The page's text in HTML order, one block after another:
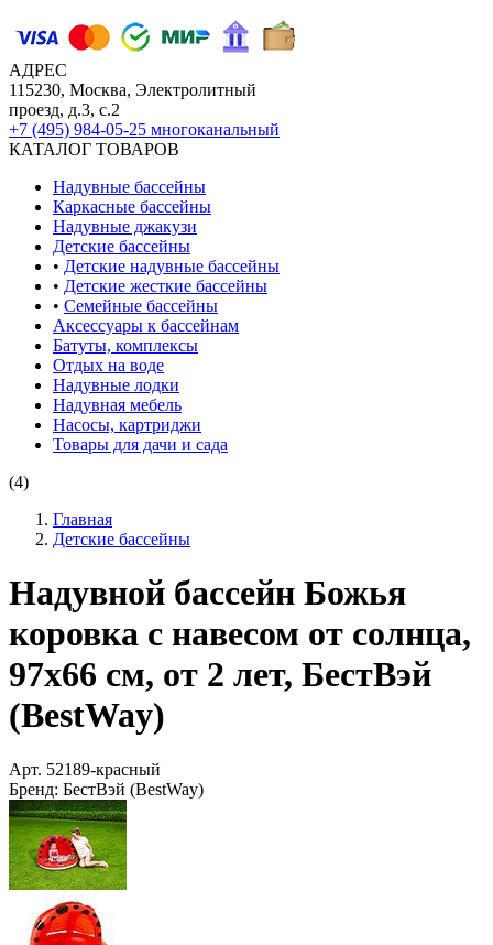
АДРЕС
115230, Москва, Электролитный
проезд, д.3, с.2
+7 (495) 984-05-25 многоканальный
КАТАЛОГ ТОВАРОВ
Надувные бассейны
Каркасные бассейны
Надувные джакузи
Детские бассейны
• Детские надувные бассейны
• Детские жесткие бассейны
• Семейные бассейны
Аксессуары к бассейнам
Батуты, комплексы
Отдых на воде
Надувные лодки
Надувная мебель
Насосы, картриджи
Товары для дачи и сада
(4)
Главная
Детские бассейны
Надувной бассейн Божья
коровка с навесом от солнца,
97х66 см, от 2 лет, БестВэй
(BestWay)
Арт. 52189-красный
Бренд: БестВэй (BestWay)